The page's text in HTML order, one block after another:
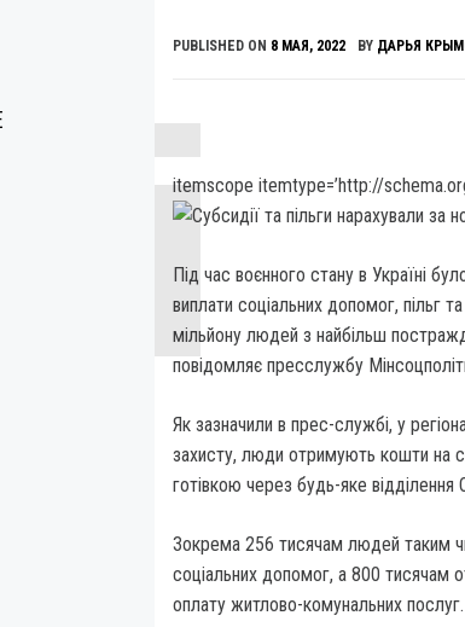
PUBLISHED ON 8 МАЯ, 2022 BY ДАРЬЯ
itemscope itemtype=’http://
Під час воєнного стану в Україні
виплати соціальних допомог, пільг
мільйону людей з найбільш
повідомляє пресслужбу
Як зазначили в прес-службі, у
захисту, люди отримують кошти на
готівкою через будь-яке
Зокрема 256 тисячам людей таким
соціальних допомог, а 800 тисячам
оплату житлово-комунальних послуг.